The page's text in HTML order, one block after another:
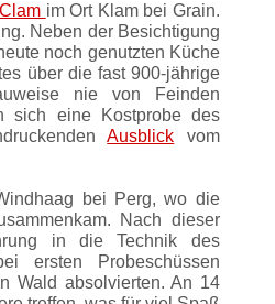
Clam im Ort Klam bei Grain.
Neben der Besichtigung
noch genutzten Küche
über die fast 900-jährige
nie von Feinden
sich eine Kostprobe des
Ausblick vom
bei Perg, wo die
Nach dieser
in die Technik des
ersten Probeschüssen
Wald absolvierten. An 14